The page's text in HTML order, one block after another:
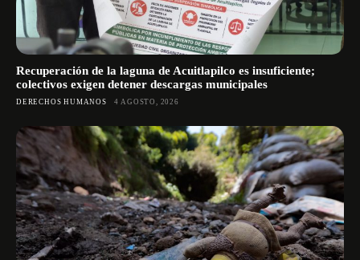
Recuperación de la laguna de Acuitlapilco es insuficiente;
colectivos exigen detener descargas municipales
DERECHOS HUMANOS 4 AGOSTO, 2026